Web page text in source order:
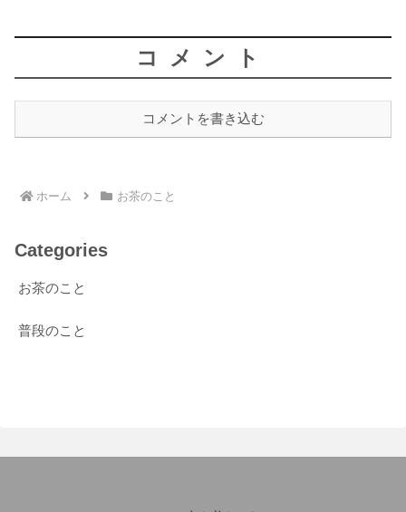
コメント
コメントを書き込む
ホーム お茶のこと
Categories
お茶のこと
普段のこと